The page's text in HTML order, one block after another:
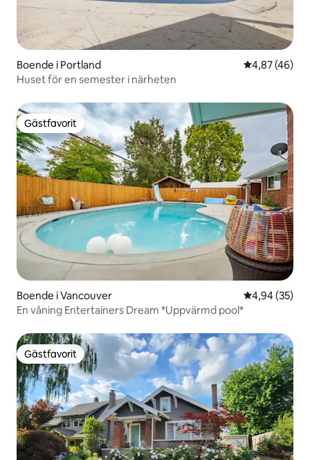
Boende i Portland 4,87 av 5 i
4,87 (46)
Huset för en semester i närheten
Gästfavorit
Gästfavorit
Boende i Vancouver 4,94 av 5 i
4,94 (35)
En våning Entertainers Dream *Uppvärmd pool*
Gästfavorit
Gästfavorit